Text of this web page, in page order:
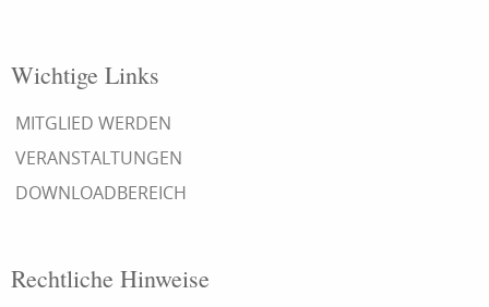
Wichtige Links
MITGLIED WERDEN
VERANSTALTUNGEN
DOWNLOADBEREICH
Rechtliche Hinweise